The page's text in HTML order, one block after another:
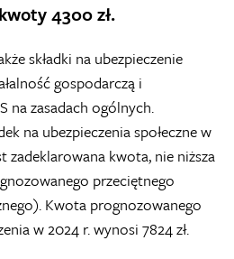
4300 zł.
składki na ubezpieczenie
gospodarczą i
na zasadach ogólnych.
na ubezpieczenia społeczne w
zadeklarowana kwota, nie niższa
przeciętnego
Kwota prognozowanego
w 2024 r. wynosi 7824 zł.